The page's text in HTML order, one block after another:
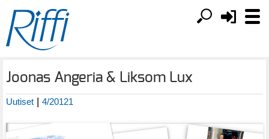
Joonas Angeria & Liksom Lux
Uutiset | 4/20121